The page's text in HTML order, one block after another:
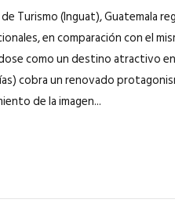
Turismo (Inguat), Guatemala
en comparación con el
como un destino atractivo
cobra un renovado
de la imagen...